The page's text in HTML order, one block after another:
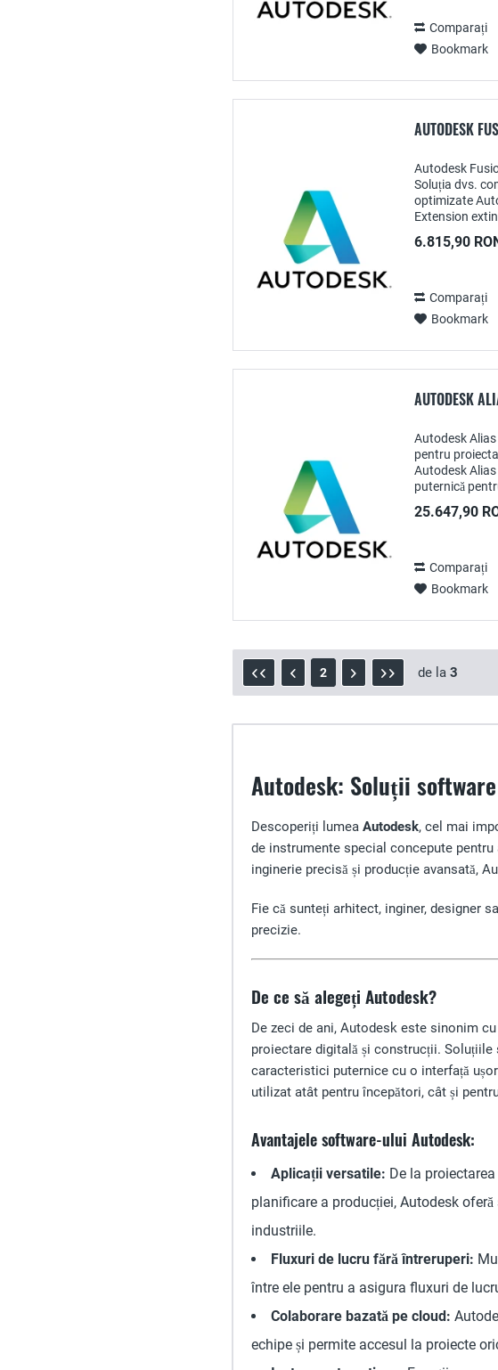
Comparați
Bookmark
AUTODESK
Autodesk
Soluția dvs.
optimizate
Extension
6.815,90
Comparați
Bookmark
AUTODESK
Autodesk
pentru
Autodesk
puternică
25.647,90
Comparați
Bookmark
2 de la 3
Autodesk: Soluții
Descoperiți lumea Autodesk, cel mai
de instrumente special concepute
inginerie precisă și producție avansată,
Fie că sunteți arhitect, inginer, designer
precizie.
De ce să alegeți Autodesk?
De zeci de ani, Autodesk este sinonim cu
proiectare digitală și construcții.
caracteristici puternice cu o interfață
utilizat atât pentru începători, cât și
Avantajele software-ului Autodesk:
Aplicații versatile: De la
planificare a producției, Autodesk
industriile.
Fluxuri de lucru fără întreruperi:
între ele pentru a asigura fluxuri de
Colaborare bazată pe cloud:
echipe și permite accesul la proiecte